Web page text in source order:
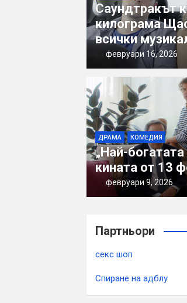
Саундтракът
килограма
всички
февруари 16, 2026
ДРАМА КОМЕДИЯ
„Най-
кината от 13
февруари 9, 2026
Партньори
секс шоп
Спиране на адблу